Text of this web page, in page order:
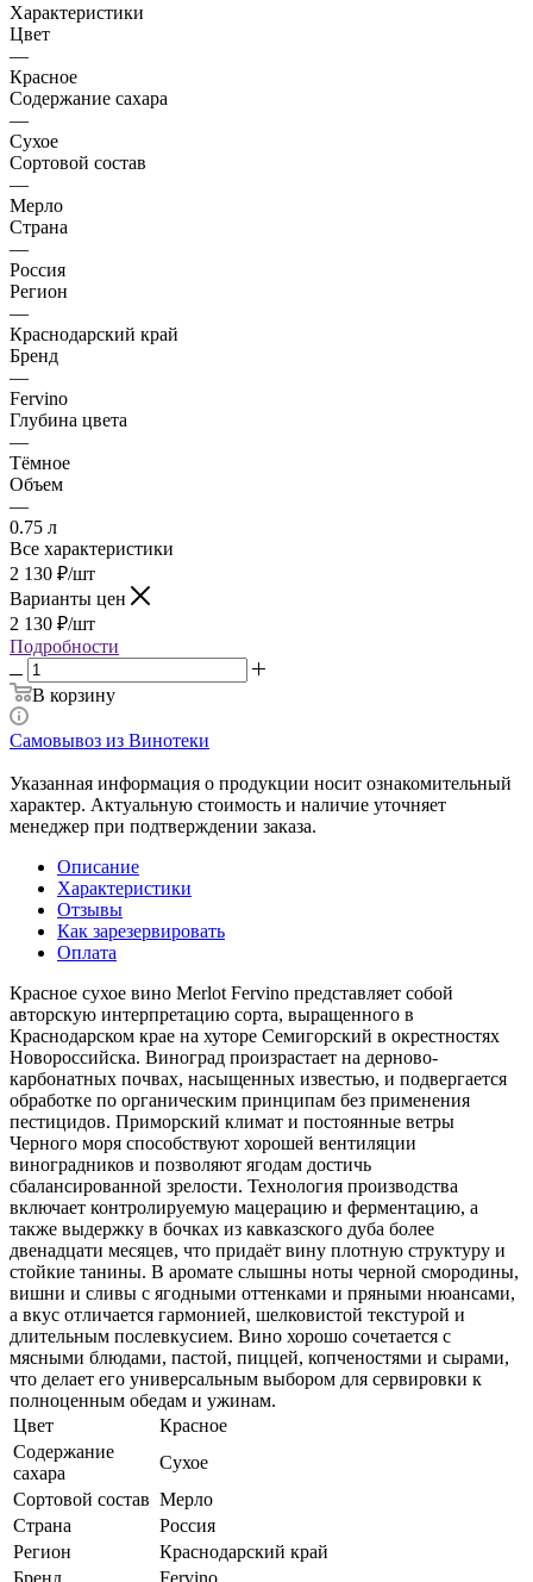
Характеристики
Цвет
—
Красное
Содержание сахара
—
Сухое
Сортовой состав
—
Мерло
Страна
—
Россия
Регион
—
Краснодарский край
Бренд
—
Fervino
Глубина цвета
—
Тёмное
Объем
—
0.75 л
Все характеристики
2 130 ₽/шт
Варианты цен
2 130 ₽/шт
Подробности
В корзину
Самовывоз из Винотеки
Указанная информация о продукции носит ознакомительный
характер. Актуальную стоимость и наличие уточняет
менеджер при подтверждении заказа.
Описание
Характеристики
Отзывы
Как зарезервировать
Оплата
Красное сухое вино Merlot Fervino представляет собой
авторскую интерпретацию сорта, выращенного в
Краснодарском крае на хуторе Семигорский в окрестностях
Новороссийска. Виноград произрастает на дерново-
карбонатных почвах, насыщенных известью, и подвергается
обработке по органическим принципам без применения
пестицидов. Приморский климат и постоянные ветры
Черного моря способствуют хорошей вентиляции
виноградников и позволяют ягодам достичь
сбалансированной зрелости. Технология производства
включает контролируемую мацерацию и ферментацию, а
также выдержку в бочках из кавказского дуба более
двенадцати месяцев, что придаёт вину плотную структуру и
стойкие танины. В аромате слышны ноты черной смородины,
вишни и сливы с ягодными оттенками и пряными нюансами,
а вкус отличается гармонией, шелковистой текстурой и
длительным послевкусием. Вино хорошо сочетается с
мясными блюдами, пастой, пиццей, копченостями и сырами,
что делает его универсальным выбором для сервировки к
полноценным обедам и ужинам.
Цвет
Красное
Содержание
сахара
Сухое
Сортовой состав Мерло
Страна
Россия
Регион
Краснодарский край
Бренд
Fervino